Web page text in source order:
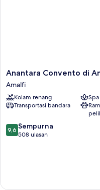
Anantara
Convento
di
Amalfi
Grand
Amalfi
Anantara Convento di
Amalfi
Kolam renang
Spa
Transportasi bandara
9.6
dari
9,6 Sempurna
508 ulasan